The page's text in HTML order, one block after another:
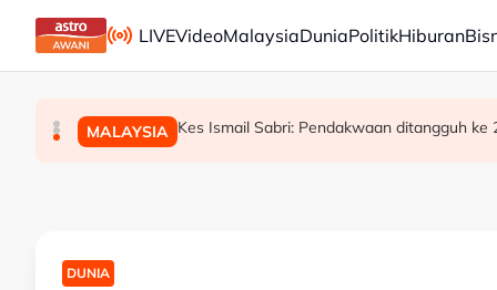
Skip to main content
LIVEVideoMalaysiaDuniaPolitikHiburan
BISNES Bursa Malaysia dibuka rendah, menjejaki
MALAYSIA Bekas Ketua Hakim Negara Tun Mohamed
MALAYSIA Kes Ismail Sabri: Pendakwaan ditangguh
DUNIA